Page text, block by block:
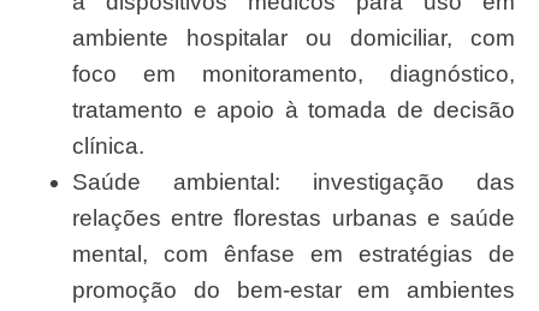
ambiente hospitalar ou domiciliar, com
foco em monitoramento, diagnóstico,
tratamento e apoio à tomada de decisão
clínica.
Saúde ambiental: investigação das
relações entre florestas urbanas e saúde
mental, com ênfase em estratégias de
promoção do bem-estar em ambientes